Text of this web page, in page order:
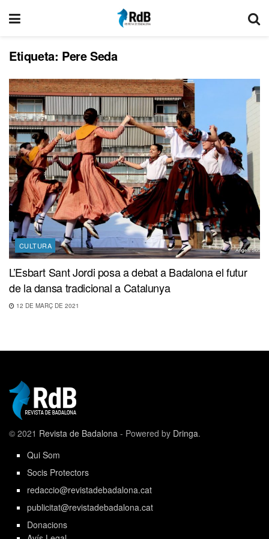
Etiqueta: Pere Seda
CULTURA
L’Esbart Sant Jordi posa a debat a Badalona el futur
de la dansa tradicional a Catalunya
12 DE MARÇ DE 2021
© 2021 Revista de Badalona - Powered by Dringa.
Qui Som
Socis Protectors
redaccio@revistadebadalona.cat
publicitat@revistadebadalona.cat
Donacions